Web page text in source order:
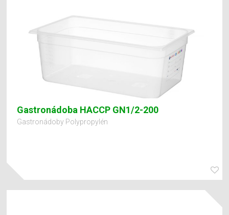
Gastronádoba HACCP GN1/2-200
Gastronádoby Polypropylén